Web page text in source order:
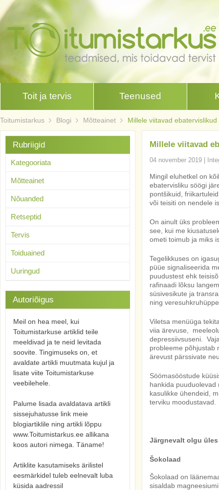
Toit ja tervis Teenused
Toitumistarkus Blogi Mõtteainet Millele viitavad
Millele viitavad
04 november 2019
Mingil eluhetkel on
ebatervisliku söögi
pontšikuid,
või teisiti on nendele
On ainult üks
see, kui me
ometi toimub ja miks
Tegelikkuses on
püüe signaliseerida
puudustest ehk
rafinaadi lõksu
süsivesikute ja
ning
Viletsa menüüga
viia ärevuse,
depressiivsuseni.
probleeme põhjustab
ärevust pärssivate
Söömasööstude
hankida puuduolevad
kasulikke ühendeid,
terviku moodustavad.
Järgnevalt olgu
Šokolaad
Šokolaad on
sisaldab
Rubriigid
Kategooriata
Mõtteainet
Nõuanded
Retseptid
Tervis
Toiduained
Uuringud
Autoriõigus
Meil on hea meel, kui
Toitumistarkuse artiklid teile
meeldivad ja te neid levitada
soovite. Tingimuseks on, et
avaldate artikli muutmata kujul ja
lisate viite Toitumistarkuse
veebilehele.
Palume lisada avaldatava artikli
sissejuhatusse link meie
blogiartiklile ning artikli lõppu
www.Toitumistarkus.ee allikana
koos autori nimega. Täname!
Artiklite kasutamiseks ärilistel
eesmärkidel tuleb eelnevalt luba
küsida aadressil